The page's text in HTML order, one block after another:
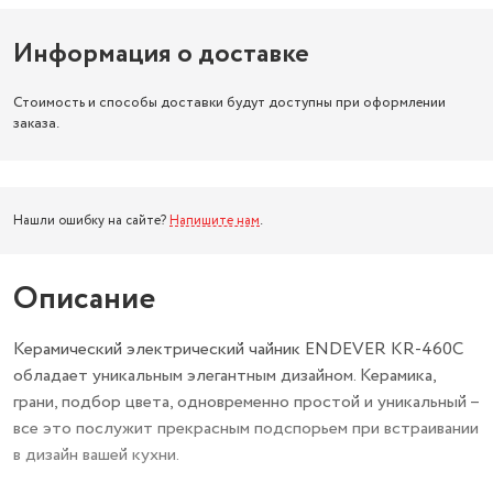
Информация о доставке
Стоимость и способы доставки будут доступны при оформлении
заказа.
Нашли ошибку на сайте? Напишите нам.
Описание
Керамический электрический чайник ENDEVER KR-460C
обладает уникальным элегантным дизайном. Керамика,
грани, подбор цвета, одновременно простой и уникальный –
все это послужит прекрасным подспорьем при встраивании
в дизайн вашей кухни.